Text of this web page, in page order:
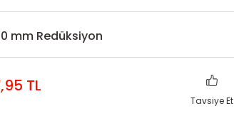
mm Redüksiyon
TL
Tavsiye Et